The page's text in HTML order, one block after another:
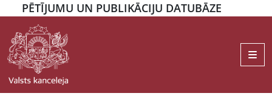
PĒTĪJUMU UN PUBLIKĀCIJU DATUBĀZE